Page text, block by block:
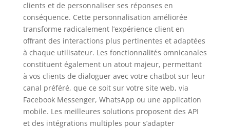
clients et de personnaliser ses réponses en
conséquence. Cette personnalisation améliorée
transforme radicalement l’expérience client en
offrant des interactions plus pertinentes et adaptées
à chaque utilisateur. Les fonctionnalités omnicanales
constituent également un atout majeur, permettant
à vos clients de dialoguer avec votre chatbot sur leur
canal préféré, que ce soit sur votre site web, via
Facebook Messenger, WhatsApp ou une application
mobile. Les meilleures solutions proposent des API
et des intégrations multiples pour s’adapter